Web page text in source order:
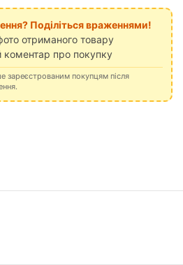
Поділіться враженнями!
отриманого товару
про покупку
зареєстрованим покупцям після